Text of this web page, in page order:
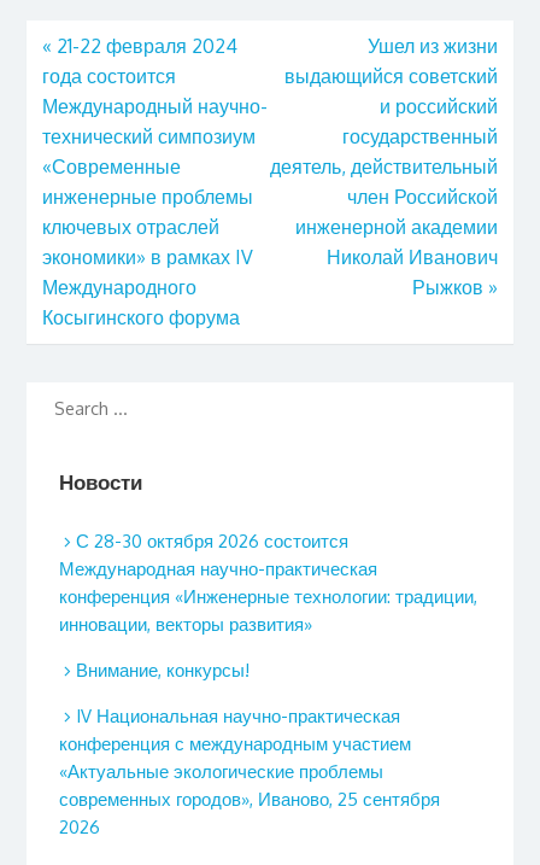
« 21-22 февраля 2024
года состоится
Международный научно-
технический симпозиум
«Современные
инженерные проблемы
ключевых отраслей
экономики» в рамках IV
Международного
Косыгинского форума
Ушел из жизни
выдающийся советский
и российский
государственный
деятель, действительный
член Российской
инженерной академии
Николай Иванович
Рыжков »
Новости
С 28-30 октября 2026 состоится
Международная научно-практическая
конференция «Инженерные технологии: традиции,
инновации, векторы развития»
Внимание, конкурсы!
IV Национальная научно-практическая
конференция с международным участием
«Актуальные экологические проблемы
современных городов», Иваново, 25 сентября
2026